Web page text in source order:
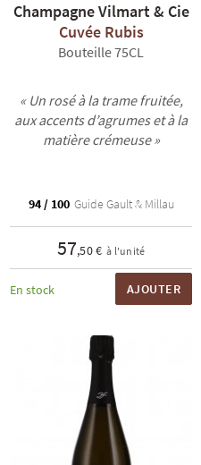
Champagne Vilmart & Cie
Cuvée Rubis
Bouteille 75CL
« Un rosé à la trame fruitée,
aux accents d’agrumes et à la
matière crémeuse »
94 / 100 Guide Gault & Millau
57,50 € à l'unité
En stock AJOUTER